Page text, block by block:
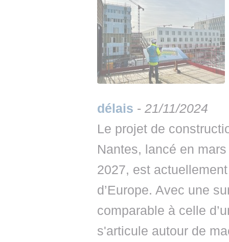
délais - 21/11/2024
Le projet de
Nantes, lancé en
2027, est
d’Europe. Avec une
comparable à celle
s'articule autour de